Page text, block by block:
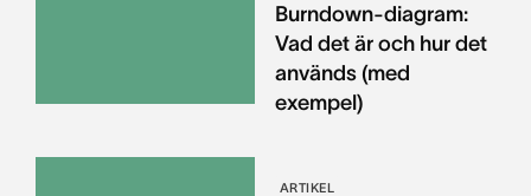
Burndown-diagram:
Vad det är och hur det
används (med
exempel)
ARTIKEL